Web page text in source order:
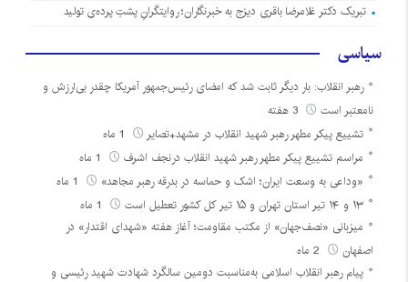
تبریک دکتر غلامرضا باقری دیزج به خبرنگاران؛ روایتگرانِ پشتِ پرده‌ی تولید
سیاسی
رهبر انقلاب: بار دیگر ثابت شد که امضای رئیس‌جمهور آمریکا چقدر بی‌ارزش و
نامعتبر است
3 هفته
تشییع پیکر مطهر رهبر شهید انقلاب در مشهد+تصایر
مراسم تشییع پیکر مطهر رهبر شهید انقلاب درنجف اشرف
«وداعی به وسعت ایران؛ اشک و حماسه در بدرقه رهبر مجاهد»
۱۳ و ۱۴ تیر استان تهران و ۱۵ تیر کل کشور تعطیل است
میزبانی «نصف‌جهان» از مکتب مقاومت؛ آغاز هفته «شهدای اقتدار» در
اصفهان
پیام رهبر انقلاب اسلامی به‌مناسبت دومین سالگرد شهادت شهید رئیسی و